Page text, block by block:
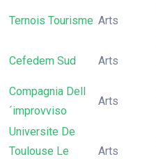
Ternois Tourisme Arts
Cefedem Sud Arts
Compagnia Dell
´improvviso
Arts
Universite De
Toulouse Le
Arts